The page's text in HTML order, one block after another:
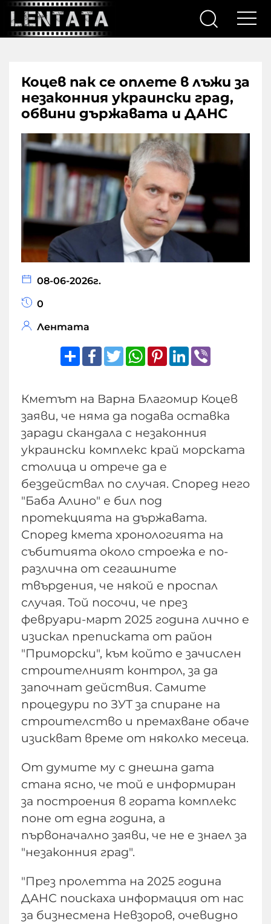
Коцев пак се оплете в лъжи за
незаконния украински град,
обвини държавата и ДАНС
08-06-2026г.
0
Лентата
ShareFacebook
TwitterWhatsApp
Pinterest
LinkedIn
Кметът на Варна Благомир Коцев
заяви, че няма да подава оставка
заради скандала с незаконния
украински комплекс край морската
столица и отрече да е
бездействал по случая. Според него
"Баба Алино" е бил под
протекцията на държавата.
Според кмета хронологията на
събитията около строежа е по-
различна от сегашните
твърдения, че някой е проспал
случая. Той посочи, че през
февруари-март 2025 година лично е
изискал преписката от район
"Приморски", към който е зачислен
строителният контрол, за да
започнат действия. Самите
процедури по ЗУТ за спиране на
строителство и премахване обаче
изискват време от няколко месеца.
От думите му с днешна дата
стана ясно, че той е информиран
за построения в гората комплекс
поне от една година, а
първоначално заяви, че не е знаел за
"незаконния град".
"През пролетта на 2025 година
ДАНС поискаха информация от нас
за бизнесмена Невзоров, очевидно